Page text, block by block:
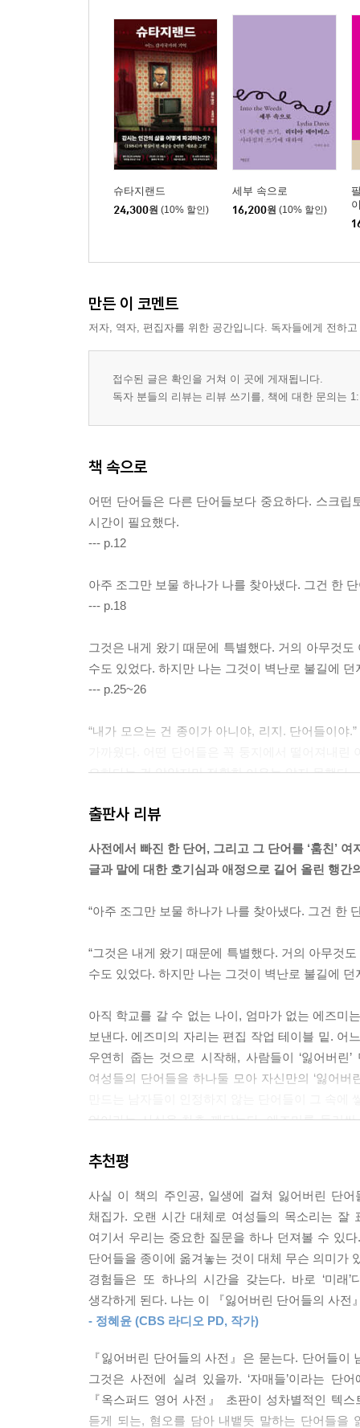
슈타지랜드
24,300원 (10% 할인)
세부 속으로
16,200원 (10% 할인)
만든 이 코멘트
저자, 역자, 편집자를 위한 공간입니다. 독자들에게 전하
접수된 글은 확인을 거쳐 이 곳에 게재됩니다.
독자 분들의 리뷰는 리뷰 쓰기를, 책에 대한 문의는
책 속으로
어떤 단어들은 다른 단어들보다 중요하다. 스크
시간이 필요했다.
--- p.12
아주 조그만 보물 하나가 나를 찾아냈다. 그건 한
--- p.18
그것은 내게 왔기 때문에 특별했다. 거의 아무것
수도 있었다. 하지만 나는 그것이 벽난로 불길에
--- p.25~26
“내가 모으는 건 종이가 아니야, 리지. 단어들이야
요하다는 건 알았지만 정확한 이유는 알지 못했다.
--- p.90
테고. 규격에 잘 맞지 않는 종잇조각일 거야. 어쩌
“사전이란 건 역사책이야, 에즈미. 내가 거기서
래하고는 다를 거야.”
--- p.218
“문제가 뭐냐면요 에즈미, 에즈미는 엉뚱한 걸 무
“중요한 건 용서받는 게 아니에요, 에시메이. 우
꾸려나가면 돼요. 너무 깊이 생각하지 말아요.”
--- p.316
나는 메이블, 리지 그리고 다른 여자들-생선배를
내가 수집한 그 모든 단어들에 대해 생각했다. 그
을 품고 바라보았다. 이 쪽지들은 내게 소중했고,
것들이 심문을 당하고, 결함 있는 단어들로 판명
“이 단어들 말이에요.” 트렁크 속으로 손을 뻗어
은 바람을 쐬어야 돼요. 읽히고, 공유되고, 이해
다른 모든 단어들처럼요.”
출판사 리뷰
사전에서 빠진 한 단어, 그리고 그 단어를 ‘훔친’ 여
글과 말에 대한 호기심과 애정으로 길어 올린 행간
“아주 조그만 보물 하나가 나를 찾아냈다. 그건 한
“그것은 내게 왔기 때문에 특별했다. 거의 아무것
수도 있었다. 하지만 나는 그것이 벽난로 불길에 던
아직 학교를 갈 수 없는 나이, 엄마가 없는 에즈미
보낸다. 에즈미의 자리는 편집 작업 테이블 밑. 어
우연히 줍는 것으로 시작해, 사람들이 ‘잃어버린
여성들의 단어들을 하나둘 모아 자신만의 ‘잃어
언어라는 사실을 차츰 깨닫는다. 에즈미를 둘러
『옥스퍼드 영어 사전』이 편찬되는 흥미로운 역
중심에 두지만, 소설 속 등장인물 대부분은 실존
역사의 일부다. 사전 편찬 연대를 줄기 삼아, 일
날카로운 질문들과 풍성하고 아름다운 상상력
들여다보며 그 속에서 살아갔을 사람들을 생생히
역사를 파고들어 행간의 삶을 살았던 여성들의 이
잃어버린 단어, 잃어버린 이야기를 되찾는 여정
누락되고 삭제된 세계를 복원하는 여성들의 이야기
“이 모든 여자들과 그들의 말들. 그들의 이름을
추천평
사실 이 책의 주인공, 일생에 걸쳐 잃어버린 단
채집가. 오랜 시간 대체로 여성들의 목소리는 잘
여기서 우리는 중요한 질문을 하나 던져볼 수 있
단어들을 종이에 옮겨놓는 것이 대체 무슨 의미가
경험들은 또 하나의 시간을 갖는다. 바로 ‘미래
생각하게 된다. 나는 이 『잃어버린 단어들의 사
- 정혜윤 (CBS 라디오 PD, 작가)
『잃어버린 단어들의 사전』은 묻는다. 단어들
그것은 사전에 실려 있을까. ‘자매들’이라는 단
『옥스퍼드 영어 사전』 초판이 성차별적인 텍
듣게 되는, 혐오를 담아 내뱉듯 말하는 단어들을